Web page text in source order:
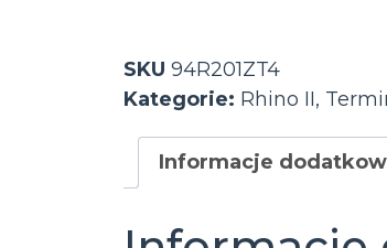
SKU 94R201ZT4
Kategorie: Rhino II,
Informacje